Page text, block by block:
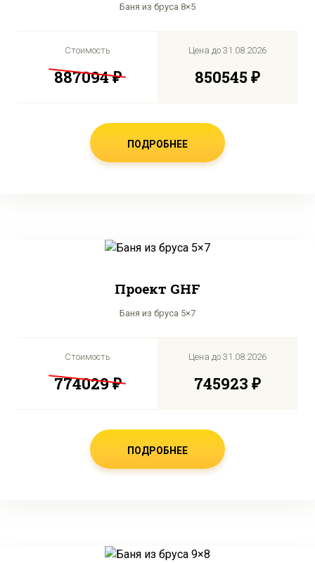
Баня из бруса 8×5
Стоимость
887094 ₽
Цена до 31.08.2026
850545 ₽
ПОДРОБНЕЕ
Проект GHF
Баня из бруса 5×7
Стоимость
774029 ₽
Цена до 31.08.2026
745923 ₽
ПОДРОБНЕЕ